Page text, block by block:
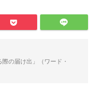
の届け出」（ワード・